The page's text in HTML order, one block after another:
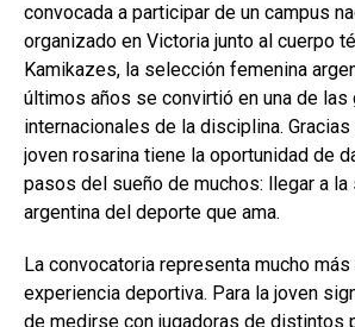
convocada a participar de un campus
organizado en Victoria junto al cuerpo
Kamikazes, la selección femenina
últimos años se convirtió en una de las
internacionales de la disciplina. Gracias
joven rosarina tiene la oportunidad de
pasos del sueño de muchos: llegar a
argentina del deporte que ama.
La convocatoria representa mucho más
experiencia deportiva. Para la joven
de medirse con jugadoras de distintos